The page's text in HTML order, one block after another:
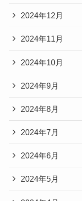
2024年12月
2024年11月
2024年10月
2024年9月
2024年8月
2024年7月
2024年6月
2024年5月